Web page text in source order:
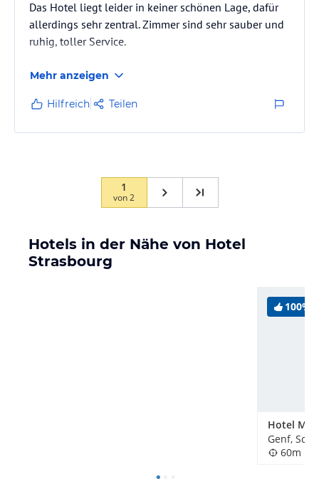
Das Hotel liegt leider in keiner schönen Lage, dafür
allerdings sehr zentral. Zimmer sind sehr sauber und
ruhig, toller Service.
Mehr anzeigen
Hilfreich Teilen
1
von2
Hotels in der Nähe von Hotel
Strasbourg
100%
Hotel
Genf,
60m